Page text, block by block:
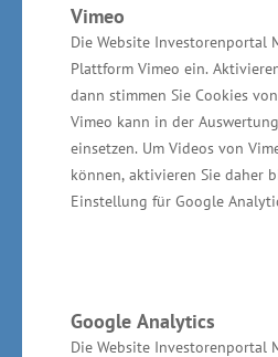
Vimeo
Die Website Investorenportal
Plattform Vimeo ein.
dann stimmen Sie Cookies
Vimeo kann in der
einsetzen. Um Videos von
können, aktivieren Sie daher
Einstellung für Google
Google Analytics
Die Website Investorenportal
einer nachhaltigen
hat die Allianz Deutsche
in die Landesvertretung
Hansestadt Hamburg in
Allianz Deutsche Häfen ist
Zusammenschluss von
Binnenhäfen. Zu ihren